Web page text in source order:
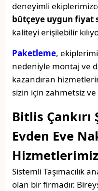
deneyimli
bütçeye uygun fiyat
kaliteyi erişilebilir
Paketleme,
nedeniyle montaj ve
kazandıran
sizin için zahmetsiz
Bitlis Çankırı
Evden Eve
Hizmetlerimiz
Sistemli Taşımacılık
olan bir firmadır.